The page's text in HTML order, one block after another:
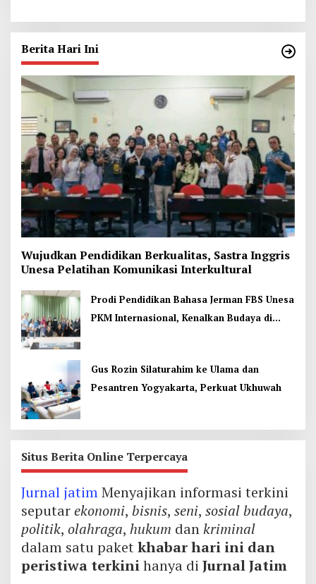
Berita Hari Ini
Wujudkan Pendidikan Berkualitas, Sastra Inggris
Unesa Pelatihan Komunikasi Interkultural
Prodi Pendidikan Bahasa Jerman FBS Unesa
PKM Internasional, Kenalkan Budaya di
Gus Rozin Silaturahim ke Ulama dan
Pesantren Yogyakarta, Perkuat Ukhuwah
Situs Berita Online Terpercaya
Jurnal jatimMenyajikan informasi terkini
seputarekonomi, bisnis, seni, sosial budaya,
politik, olahraga, hukum dankriminal
dalam satu paketkhabar hari ini dan
peristiwa terkinihanya di Jurnal Jatim